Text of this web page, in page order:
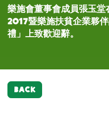
樂施會董事會成員張玉
2017暨樂施扶貧企業夥
禮」上致歡迎辭。
(右至左) 澳門演藝人協會
俏慧、澳門選美連盟秘書
會秘書長黃嘉雯，向大家
樂施會董事會成員張玉
樂施會董事會成員張玉堂
構、夥伴團體及義工朋友
BACK